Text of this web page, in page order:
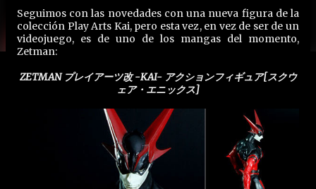
Seguimos con las novedades con una nueva figura de la
colección Play Arts Kai, pero esta vez, en vez de ser de un
videojuego, es de uno de los mangas del momento,
Zetman:
ZETMAN プレイアーツ改 -KAI- アクションフィギュア[スクウ
ェア・エニックス]